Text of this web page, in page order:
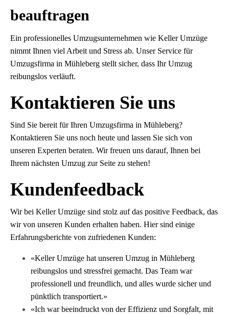
beauftragen
Ein professionelles Umzugsunternehmen wie Keller Umzüge
nimmt Ihnen viel Arbeit und Stress ab. Unser Service für
Umzugsfirma in Mühleberg stellt sicher, dass Ihr Umzug
reibungslos verläuft.
Kontaktieren Sie uns
Sind Sie bereit für Ihren Umzugsfirma in Mühleberg?
Kontaktieren Sie uns noch heute und lassen Sie sich von
unseren Experten beraten. Wir freuen uns darauf, Ihnen bei
Ihrem nächsten Umzug zur Seite zu stehen!
Kundenfeedback
Wir bei Keller Umzüge sind stolz auf das positive Feedback, das
wir von unseren Kunden erhalten haben. Hier sind einige
Erfahrungsberichte von zufriedenen Kunden:
«Keller Umzüge hat unseren Umzug in Mühleberg
reibungslos und stressfrei gemacht. Das Team war
professionell und freundlich, und alles wurde sicher und
pünktlich transportiert.»
«Ich war beeindruckt von der Effizienz und Sorgfalt, mit